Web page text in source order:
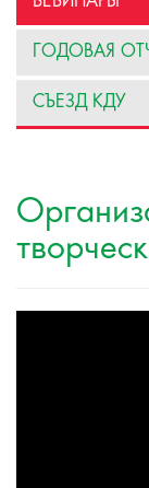
ГОДОВАЯ
СЪЕЗД КДУ